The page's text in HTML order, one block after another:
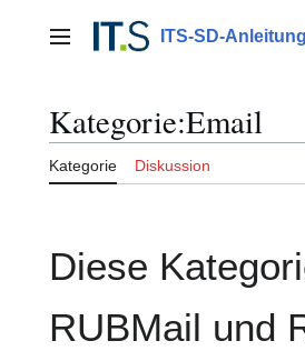
springenHauptmenü ITS-SD-
Kategorie:Email
Kategorie Diskussion
Diese
RUBMail und